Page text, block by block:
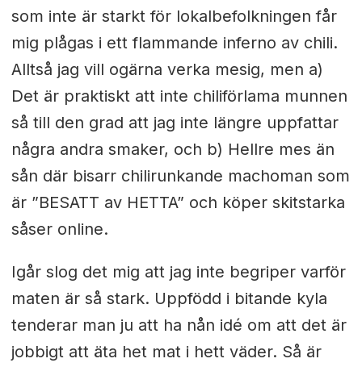
som inte är starkt för lokalbefolkningen får
mig plågas i ett flammande inferno av chili.
Alltså jag vill ogärna verka mesig, men a)
Det är praktiskt att inte chiliförlama munnen
så till den grad att jag inte längre uppfattar
några andra smaker, och b) Hellre mes än
sån där bisarr chilirunkande machoman som
är ”BESATT av HETTA” och köper skitstarka
såser online.
Igår slog det mig att jag inte begriper varför
maten är så stark. Uppfödd i bitande kyla
tenderar man ju att ha nån idé om att det är
jobbigt att äta het mat i hett väder. Så är